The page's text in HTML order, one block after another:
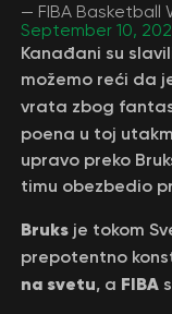
— FIBA Basketball
September 10,
Kanađani su
možemo reći da
vrata zbog
poena u toj
upravo preko
timu obezbedio
Bruks je tokom
prepotentno
na svetu, a FIBA